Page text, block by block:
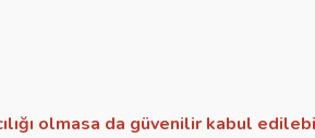
olmasa da güvenilir kabul